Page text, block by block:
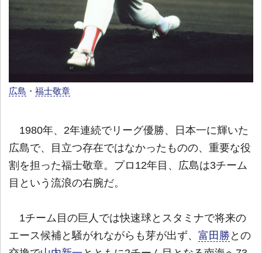
広島 ・ 福士敬章
1980年、2年連続でリーグ優勝、日本一に輝いた
広島で、目立つ存在ではなかったものの、重要な役
割を担った福士敬章。プロ12年目、広島は3チーム
目という流浪の右腕だ。
1チーム目の巨人では快速球とスタミナで将来の
エース候補と騒がれながらも芽が出ず、 富田勝 との